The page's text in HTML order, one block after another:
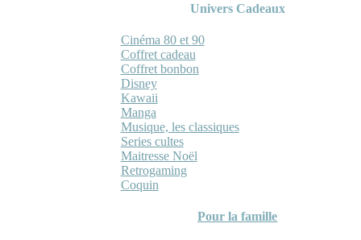
Univers Cadeaux
Cinéma 80 et 90
Coffret cadeau
Coffret bonbon
Disney
Kawaii
Manga
Musique, les classiques
Series cultes
Maitresse Noël
Retrogaming
Coquin
Pour la famille